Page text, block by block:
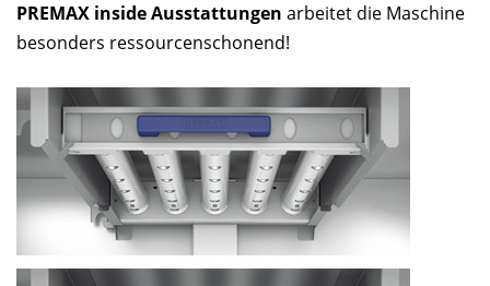
PREMAX inside Ausstattungen arbeitet die Maschine
besonders ressourcenschonend!